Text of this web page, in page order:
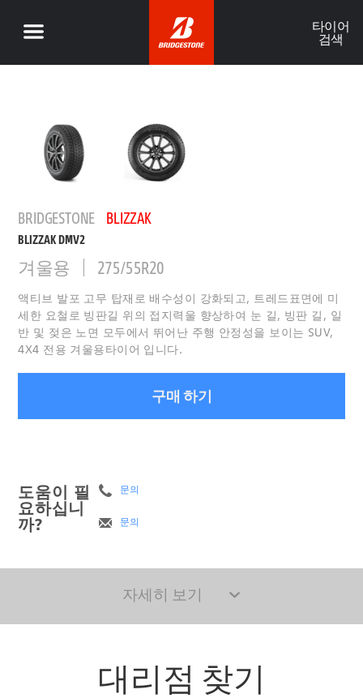
타이어
검색
BRIDGESTONE BLIZZAK
BLIZZAK DMV2
겨울용 275/55R20
액티브 발포 고무 탑재로 배수성이 강화되고, 트레드표면에 미
세한 요철로 빙판길 위의 접지력울 향상하여 눈 길, 빙판 길, 일
반 및 젖은 노면 모두에서 뛰어난 주행 안정성을 보이는 SUV,
4X4 전용 겨울용타이어 입니다.
구매 하기
도움이 필
요하십니
까?
문의
문의
자세히 보기
대리점 찾기